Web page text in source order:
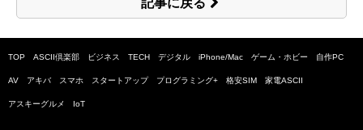
記事に戻る
TOP ASCII倶楽部 ビジネス TECH デジタル iPhone/Mac ゲーム・ホビー 自作PC
AV アキバ スマホ スタートアップ プログラミング+ 格安SIM 家電ASCII
アスキーグルメ IoT